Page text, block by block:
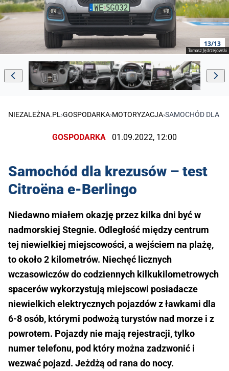
13/13
Tomasz Jędrzejowski
NIEZALEŻNA.PL ›GOSPODARKA›MOTORYZACJA›SAMOCHÓD DLA
GOSPODARKA 01.09.2022, 12:00
Samochód dla krezusów – test
Citroëna e-Berlingo
Niedawno miałem okazję przez kilka dni być w
nadmorskiej Stegnie. Odległość między centrum
tej niewielkiej miejscowości, a wejściem na plażę,
to około 2 kilometrów. Niechęć licznych
wczasowiczów do codziennych kilkukilometrowych
spacerów wykorzystują miejscowi posiadacze
niewielkich elektrycznych pojazdów z ławkami dla
6-8 osób, którymi podwożą turystów nad morze i z
powrotem. Pojazdy nie mają rejestracji, tylko
numer telefonu, pod który można zadzwonić i
wezwać pojazd. Jeżdżą od rana do nocy.